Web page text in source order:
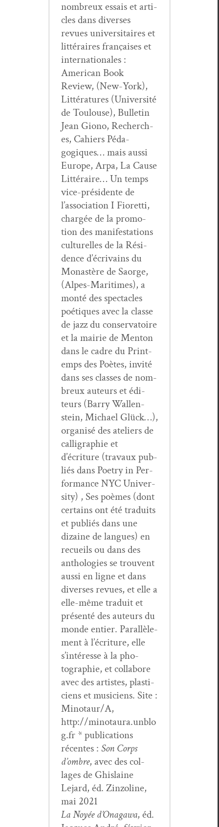
nom­breux essais et arti­
cles dans divers­es
revues uni­ver­si­taires et
lit­téraires français­es et
inter­na­tionales :
Amer­i­can Book
Review, (New-York),
Lit­téra­tures (Uni­ver­sité
de Toulouse), Bul­letin
Jean Giono, Recherch­
es, Cahiers Péd­a­
gogiques… mais aus­si
Europe, Arpa, La Cause
Lit­téraire… Un temps
vice-prési­dente de
l’association I Fioret­ti,
chargée de la pro­mo­
tion des man­i­fes­ta­tions
cul­turelles de la Rési­
dence d’écrivains du
Monastère de Saorge,
(Alpes-Mar­itimes), a
mon­té des spec­ta­cles
poé­tiques avec la classe
de jazz du con­ser­va­toire
et la mairie de Men­ton
dans le cadre du Print­
emps des Poètes, invité
dans ses class­es de nom­
breux auteurs et édi­
teurs (Bar­ry Wal­len­
stein, Michael Glück…),
organ­isé des ate­liers de
cal­ligra­phie et
d’écriture (travaux pub­
liés dans Poet­ry in Per­
for­mance NYC Uni­ver­
si­ty) , Ses poèmes (dont
cer­tains ont été traduits
et pub­liés dans une
dizaine de langues) en
recueils ou dans des
antholo­gies se trou­vent
aus­si en ligne et dans
divers­es revues, et elle a
elle-même traduit et
présen­té des auteurs du
monde entier. Par­al­lèle­
ment à l’écri­t­ure, elle
s’in­téresse à la pho­
togra­phie, et col­la­bore
avec des artistes, plas­ti­
ciens et musi­ciens. Site :
Minotaur/A,
http://minotaura.unblo
g.fr * pub­li­ca­tions
récentes : Son Corps
d’om­bre, avec des col­
lages de Ghis­laine
Lejard, éd. Zin­zo­line,
mai 2021
La Noyée d’On­a­gawa, éd.